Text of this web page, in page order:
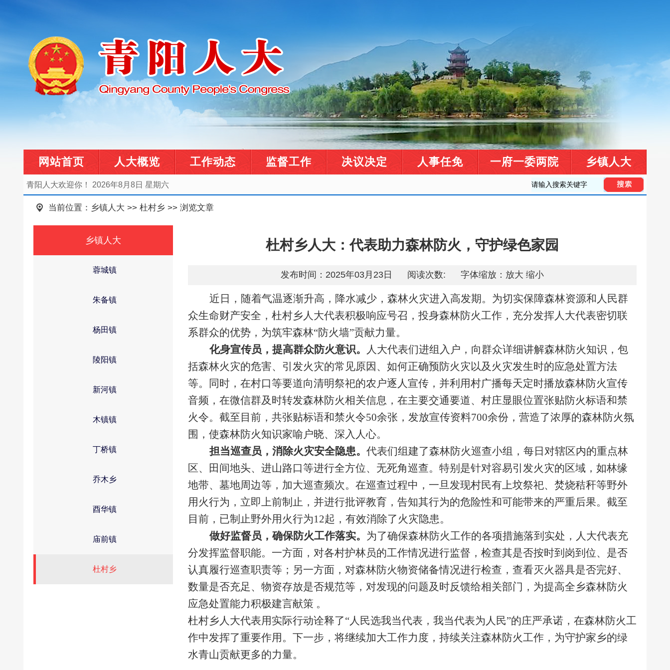
网站首页 人大概览 工作动态 监督工作 决议决定 人事任免 一府一委两院 乡镇人大
青阳人大欢迎你！ 2026年8月8日 星期六
当前位置： 乡镇人大 >> 杜村乡 >> 浏览文章
乡镇人大
蓉城镇
朱备镇
杨田镇
陵阳镇
新河镇
木镇镇
丁桥镇
乔木乡
酉华镇
庙前镇
杜村乡
杜村乡人大：代表助力森林防火，守护绿色家园
发布时间：2025年03月23日 阅读次数: 字体缩放： 放大 缩小
近日，随着气温逐渐升高，降水减少，森林火灾进入高发期。为切实保障森林资源和人民群
众生命财产安全，杜村乡人大代表积极响应号召，投身森林防火工作，充分发挥人大代表密切联
系群众的优势，为筑牢森林“防火墙”贡献力量。
化身宣传员，提高群众防火意识。
人大代表们进组入户，向群众详细讲解森林防火知识，包
括森林火灾的危害、引发火灾的常见原因、如何正确预防火灾以及火灾发生时的应急处置方法
等。同时，在村口等要道向清明祭祀的农户逐人宣传，并利用村广播每天定时播放森林防火宣传
音频，在微信群及时转发森林防火相关信息，在主要交通要道、村庄显眼位置张贴防火标语和禁
火令。截至目前，共张贴标语和禁火令50余张，发放宣传资料700余份，营造了浓厚的森林防火氛
围，使森林防火知识家喻户晓、深入人心。
担当巡查员，消除火灾安全隐患。 代表们组建了森林防火巡查小组，每日对辖区内的重点林
区、田间地头、进山路口等进行全方位、无死角巡查。特别是针对容易引发火灾的区域，如林缘
地带、墓地周边等，加大巡查频次。在巡查过程中，一旦发现村民有上坟祭祀、焚烧秸秆等野外
用火行为，立即上前制止，并进行批评教育，告知其行为的危险性和可能带来的严重后果。截至
目前，已制止野外用火行为12起，有效消除了火灾隐患。
做好监督员，确保防火工作落实。 为了确保森林防火工作的各项措施落到实处，人大代表充
分发挥监督职能。一方面，对各村护林员的工作情况进行监督，检查其是否按时到岗到位、是否
认真履行巡查职责等；另一方面，对森林防火物资储备情况进行检查，查看灭火器具是否完好、
数量是否充足、物资存放是否规范等，对发现的问题及时反馈给相关部门，为提高全乡森林防火
应急处置能力积极建言献策 。
杜村乡人大代表用实际行动诠释了“人民选我当代表，我当代表为人民”的庄严承诺，在森林防火工
作中发挥了重要作用。下一步，将继续加大工作力度，持续关注森林防火工作，为守护家乡的绿
水青山贡献更多的力量。